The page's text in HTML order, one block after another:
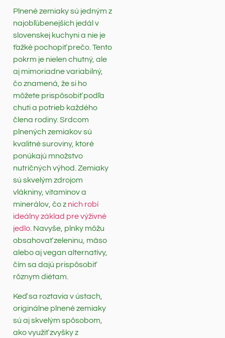
Plnené zemiaky sú jedným z
najobľúbenejších jedál v
slovenskej kuchyni a nie je
ťažké pochopiť prečo. Tento
pokrm je nielen chutný, ale
aj mimoriadne variabilný,
čo znamená, že si ho
môžete prispôsobiť podľa
chuti a potrieb každého
člena rodiny. Srdcom
plnených zemiakov sú
kvalitné suroviny, ktoré
ponúkajú množstvo
nutričných výhod. Zemiaky
sú skvelým zdrojom
vlákniny, vitamínov a
minerálov, čo z nich robí
ideálny základ pre výživné
jedlo . Navyše, plnky môžu
obsahovať zeleninu, mäso
alebo aj vegan alternatívy,
čím sa dajú prispôsobiť
rôznym diétam.
Keď sa roztavia v ústach,
originálne plnené zemiaky
sú aj skvelým spôsobom,
ako využiť zvyšky z